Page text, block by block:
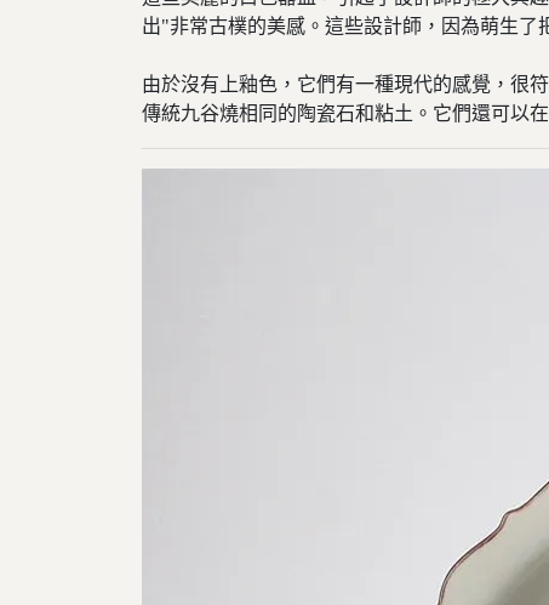
出"非常古樸的美感。這些設計師，因為萌生了
由於沒有上釉色，它們有一種現代的感覺，很
傳統九谷燒相同的陶瓷石和粘土。它們還可以